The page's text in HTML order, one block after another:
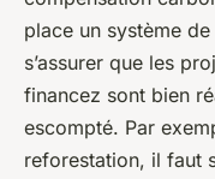
place un système de
s’assurer que les
financez sont bien
escompté. Par
reforestation, il faut